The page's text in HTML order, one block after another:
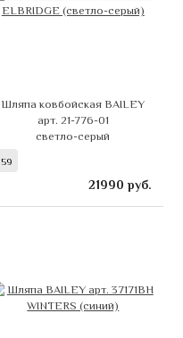
Шляпа ковбойская BAILEY
арт. 21-776-01
светло-серый
59
21990 руб.